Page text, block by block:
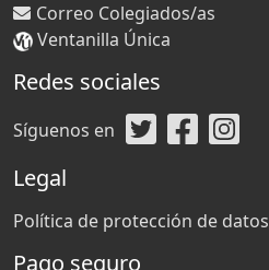
Correo Colegiados/as
Ventanilla Única
Redes sociales
Síguenos en
Legal
Política de protección de datos
Pago seguro